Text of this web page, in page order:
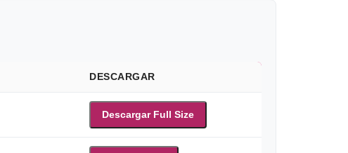
DESCARGAR
Descargar Full Size